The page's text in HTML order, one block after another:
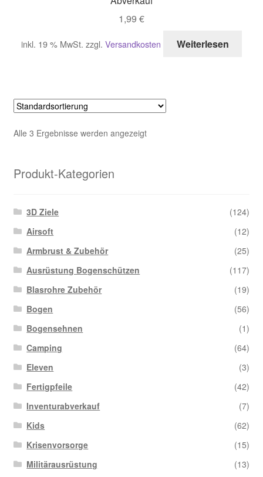
1,99 €
inkl. 19 % MwSt. zzgl. Versandkosten Weiterlesen
Alle 3 Ergebnisse werden angezeigt
Produkt-Kategorien
3D Ziele
(124)
Airsoft
(12)
Armbrust & Zubehör
(25)
Ausrüstung Bogenschützen
(117)
Blasrohre Zubehör
(19)
Bogen
(56)
Bogensehnen
(1)
Camping
(64)
Eleven
(3)
Fertigpfeile
(42)
Inventurabverkauf
(7)
Kids
(62)
Krisenvorsorge
(15)
Militärausrüstung
(13)